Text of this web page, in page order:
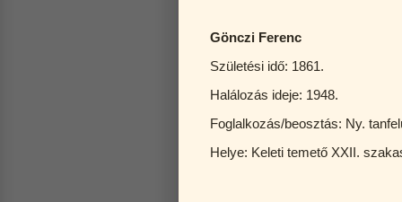
Gönczi Ferenc
Születési idő: 1861.
Halálozás ideje: 1948.
Foglalkozás/beosztás: Ny.
Helye: Keleti temető XXII.